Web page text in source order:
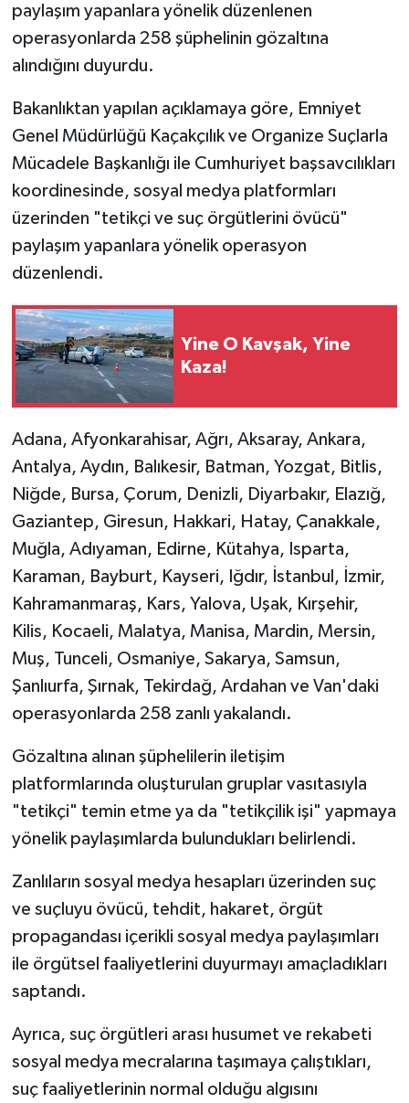
paylaşım yapanlara yönelik düzenlenen
operasyonlarda 258 şüphelinin gözaltına
alındığını duyurdu.
Bakanlıktan yapılan açıklamaya göre, Emniyet
Genel Müdürlüğü Kaçakçılık ve Organize Suçlarla
Mücadele Başkanlığı ile Cumhuriyet başsavcılıkları
koordinesinde, sosyal medya platformları
üzerinden "tetikçi ve suç örgütlerini övücü"
paylaşım yapanlara yönelik operasyon
düzenlendi.
Yine O Kavşak, Yine
Kaza!
Adana, Afyonkarahisar, Ağrı, Aksaray, Ankara,
Antalya, Aydın, Balıkesir, Batman, Yozgat, Bitlis,
Niğde, Bursa, Çorum, Denizli, Diyarbakır, Elazığ,
Gaziantep, Giresun, Hakkari, Hatay, Çanakkale,
Muğla, Adıyaman, Edirne, Kütahya, Isparta,
Karaman, Bayburt, Kayseri, Iğdır, İstanbul, İzmir,
Kahramanmaraş, Kars, Yalova, Uşak, Kırşehir,
Kilis, Kocaeli, Malatya, Manisa, Mardin, Mersin,
Muş, Tunceli, Osmaniye, Sakarya, Samsun,
Şanlıurfa, Şırnak, Tekirdağ, Ardahan ve Van'daki
operasyonlarda 258 zanlı yakalandı.
Gözaltına alınan şüphelilerin iletişim
platformlarında oluşturulan gruplar vasıtasıyla
"tetikçi" temin etme ya da "tetikçilik işi" yapmaya
yönelik paylaşımlarda bulundukları belirlendi.
Zanlıların sosyal medya hesapları üzerinden suç
ve suçluyu övücü, tehdit, hakaret, örgüt
propagandası içerikli sosyal medya paylaşımları
ile örgütsel faaliyetlerini duyurmayı amaçladıkları
saptandı.
Ayrıca, suç örgütleri arası husumet ve rekabeti
sosyal medya mecralarına taşımaya çalıştıkları,
suç faaliyetlerinin normal olduğu algısını